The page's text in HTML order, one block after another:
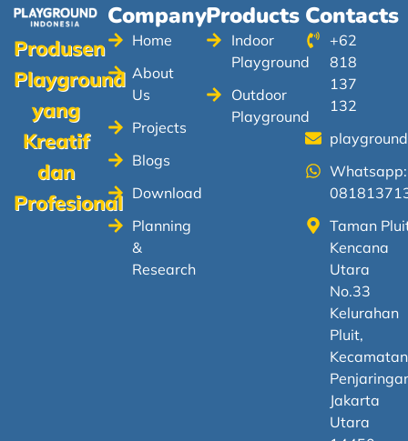
Produsen
Playground
yang
Kreatif
dan
Profesional
Company
Home
About
Us
Projects
Blogs
Download
Planning
&
Research
Products
Indoor
Playground
Outdoor
Playground
Contacts
+62
818
137
132
Whatsapp:
Taman
Kencana
Utara
No.33
Kelurahan
Pluit,
Kecamatan
Jakarta
Utara